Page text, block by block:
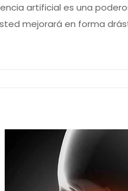
artificial es una
mejorará en forma